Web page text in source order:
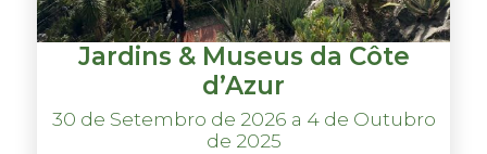
Jardins & Museus da Côte
d’Azur
30 de Setembro de 2026 a 4 de Outubro
de 2025